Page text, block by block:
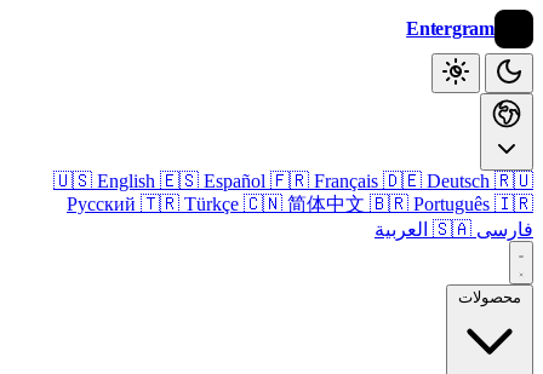
Entergram
🇺🇸 English 🇪🇸 Español 🇫🇷 Français 🇩🇪 Deutsch
Русский 🇹🇷 Türkçe 🇨🇳 简体中文 🇧🇷 Português
🇸🇦 العربية